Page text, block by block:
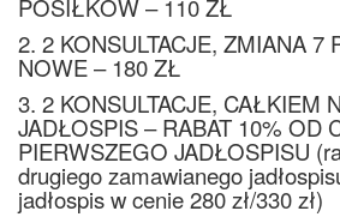
POSIŁKÓW – 110 ZŁ
2. 2 KONSULTACJE, ZMIANA 7
NOWE – 180 ZŁ
3. 2 KONSULTACJE, CAŁKIEM
JADŁOSPIS – RABAT 10% OD
PIERWSZEGO JADŁOSPISU
drugiego zamawianego
jadłospis w cenie 280 zł/330 zł)